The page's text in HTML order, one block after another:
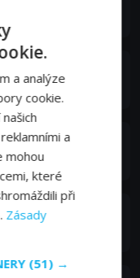
a analýze
cookie.
a
mohou
které
při
Zásady
(51) →